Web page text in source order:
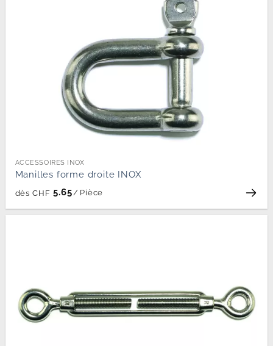
ACCESSOIRES INOX
Manilles forme droite INOX
dès CHF 5.65/ Pièce